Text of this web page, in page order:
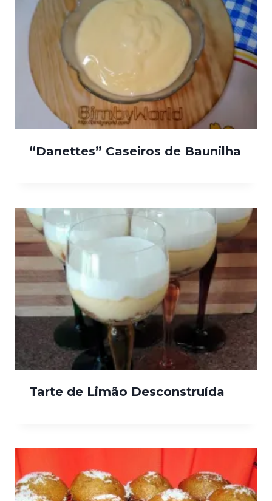
“Danettes” Caseiros de Baunilha
Tarte de Limão Desconstruída